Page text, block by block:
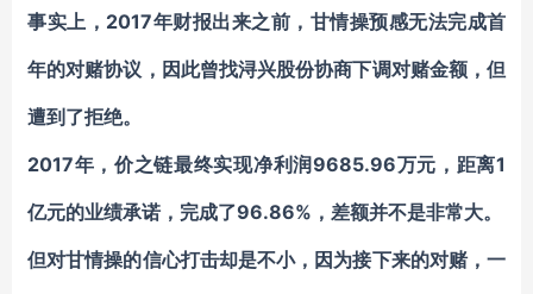
事实上，2017年财报出来之前，甘情操预感无法完成首
年的对赌协议，因此曾找浔兴股份协商下调对赌金额，但
遭到了拒绝。
2017年，价之链最终实现净利润9685.96万元，距离1
亿元的业绩承诺，完成了96.86%，差额并不是非常大。
但对甘情操的信心打击却是不小，因为接下来的对赌，一